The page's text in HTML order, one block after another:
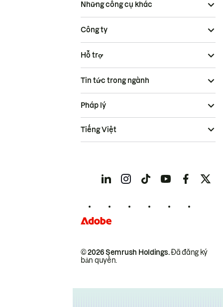
Những công cụ khác
Công ty
Hỗ trợ
Tin tức trong ngành
© 2026 Semrush Holdings.Đã đăng ký
bản quyền.
Pháp lý
Tiếng Việt